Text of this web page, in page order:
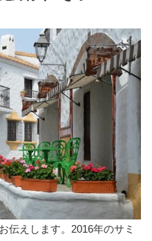
伝えします。2016年のサミ